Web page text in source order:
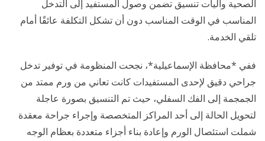
الصحية وآليات تنسيق تضمن وصول المستفيد إلى التدخل
المناسب في الوقت المناسب دون أن تشكل التكلفة عائقًا أمام
تلقي الخدمة.
ففي *محافظة الإسماعيلية*، نجحت المنظومة في توفير تدخل
جراحي دقيق لإحدى المستفيدات كانت تعاني من ورم ممتد من
الجمجمة إلى الفك السفلي، حيث تم التنسيق بصورة عاجلة
لتحويل الحالة إلى أحد المراكز المتخصصة وإجراء جراحة معقدة
شملت استئصال الورم وإعادة بناء أجزاء متعددة بعظام الوجه